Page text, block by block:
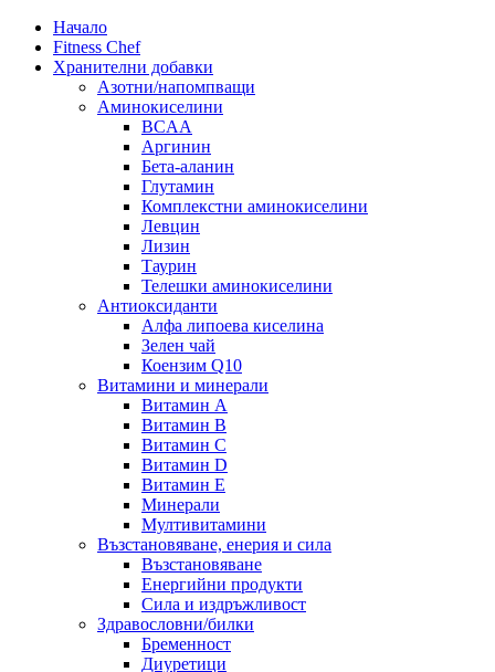
Начало
Fitness Chef
Хранителни добавки
Азотни/напомпващи
Аминокиселини
BCAA
Аргинин
Бета-аланин
Глутамин
Комплекстни аминокиселини
Левцин
Лизин
Таурин
Телешки аминокиселини
Антиоксиданти
Алфа липоева киселина
Зелен чай
Коензим Q10
Витамини и минерали
Витамин А
Витамин B
Витамин C
Витамин D
Витамин E
Минерали
Мултивитамини
Възстановяване, енерия и сила
Възстановяване
Енергийни продукти
Сила и издръжливост
Здравословни/билки
Бременност
Диуретици